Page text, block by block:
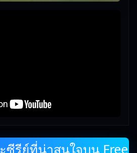
ซีรีย์ที่น่าสนใจบน Free